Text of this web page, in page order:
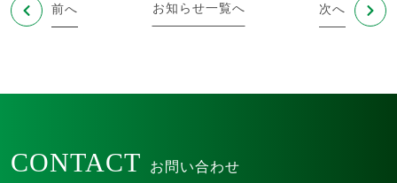
前へ 次へ
お知らせ一覧へ
CONTACT お問い合わせ